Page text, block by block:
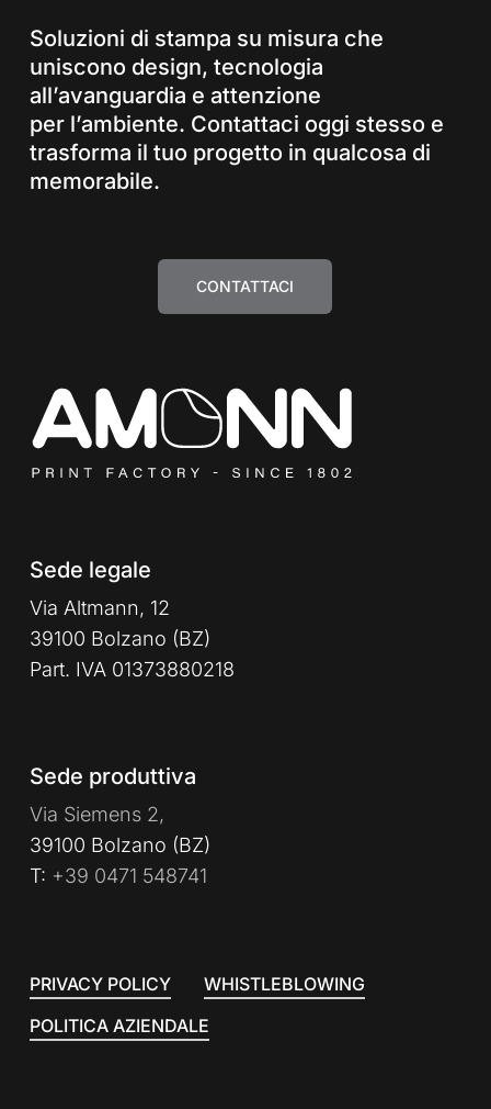
Soluzioni di stampa su misura che
uniscono design, tecnologia
all’avanguardia e attenzione
per l’ambiente. Contattaci oggi stesso e
trasforma il tuo progetto in qualcosa di
memorabile.
CONTATTACI
Sede legale
Via Altmann, 12
39100 Bolzano (BZ)
Part. IVA 01373880218
Sede produttiva
Via Siemens 2,
39100 Bolzano (BZ)
T: +39 0471 548741
PRIVACY POLICY
WHISTLEBLOWING
POLITICA AZIENDALE